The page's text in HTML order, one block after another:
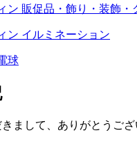
ン 販促品・飾り・装飾
ン イルミネーション
球
まして、ありがとうござ